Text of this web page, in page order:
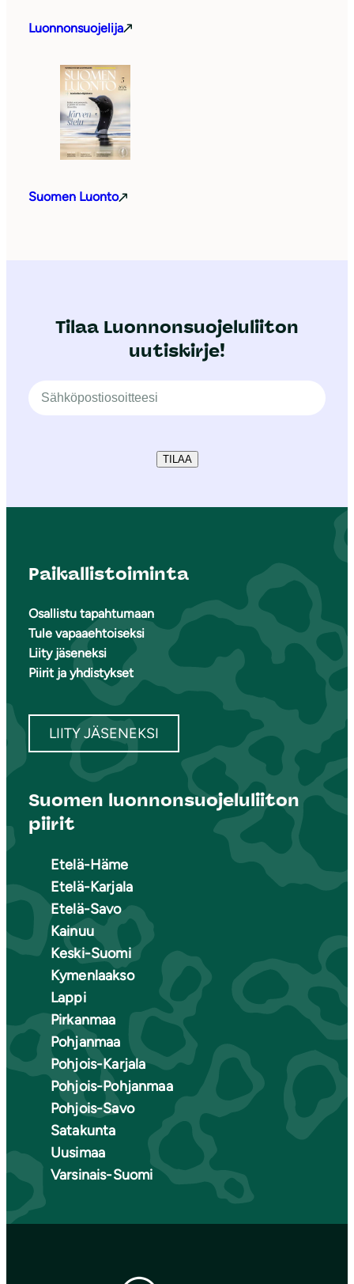
Luonnonsuojelija
Suomen Luonto
Tilaa Luonnonsuojeluliiton
uutiskirje!
TILAA
Paikallistoiminta
Osallistu tapahtumaan
Tule vapaaehtoiseksi
Liity jäseneksi
Piirit ja yhdistykset
LIITY JÄSENEKSI
Suomen luonnonsuojeluliiton
piirit
Etelä-Häme
Etelä-Karjala
Etelä-Savo
Kainuu
Keski-Suomi
Kymenlaakso
Lappi
Pirkanmaa
Pohjanmaa
Pohjois-Karjala
Pohjois-Pohjanmaa
Pohjois-Savo
Satakunta
Uusimaa
Varsinais-Suomi